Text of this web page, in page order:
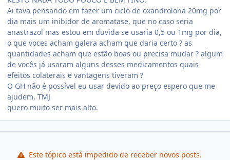
Ai tava pensando em fazer um ciclo de oxandrolona 20mg por
dia mais um inibidor de aromatase, que no caso seria
anastrazol mas estou em duvida se usaria 0,5 ou 1mg por dia,
o que voces acham galera acham que daria certo ? as
quantidades acham que estão boas ou precisa mudar ? algum
de vocês já usaram alguns desses medicamentos quais
efeitos colaterais e vantagens tiveram ?
O GH não é possível eu usar devido ao preço espero que me
ajudem, TMJ
quero muito ser mais alto.
Este tópico está impedido de receber novos posts.